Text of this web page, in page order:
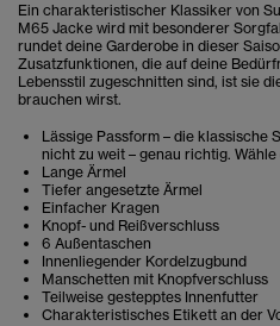
Ein charakteristischer Klassiker von
M65 Jacke wird mit besonderer
rundet deine Garderobe in dieser
Zusatzfunktionen, die auf deine
Lebensstil zugeschnitten sind, ist sie
brauchen wirst.
Lässige Passform – die klassische
nicht zu weit – genau richtig.
Lange Ärmel
Tiefer angesetzte Ärmel
Einfacher Kragen
Knopf- und Reißverschluss
6 Außentaschen
Innenliegender Kordelzugbund
Manschetten mit Knopfverschluss
Teilweise gestepptes Innenfutter
Charakteristisches Etikett an der